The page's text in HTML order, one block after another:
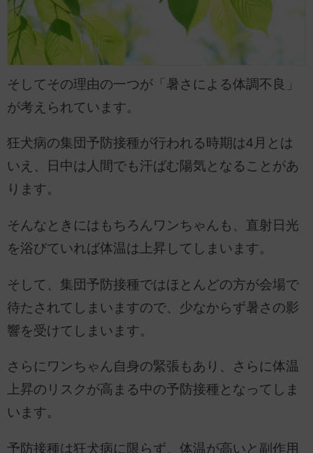
そしてその理由の一つが「暑さによる体調不良」
が考えられています。
狂犬病の集団予防接種が行われる時期は4月とは
いえ、日中は人間でも汗ばむ陽気となることがあ
ります。
そんなときにはもちろんワンちゃんも、直射日光
を浴びていれば体温は上昇してしまいます。
そして、集団予防接種ではほとんどの方が会場で
待たされてしまいますので、少なからず暑さの影
響を受けてしまいます。
さらにワンちゃん自身の緊張もあり、さらに体温
上昇のリスクが高まる中の予防接種となってしま
います。
予防接種は狂犬病に限らず、体温が高いと副作用